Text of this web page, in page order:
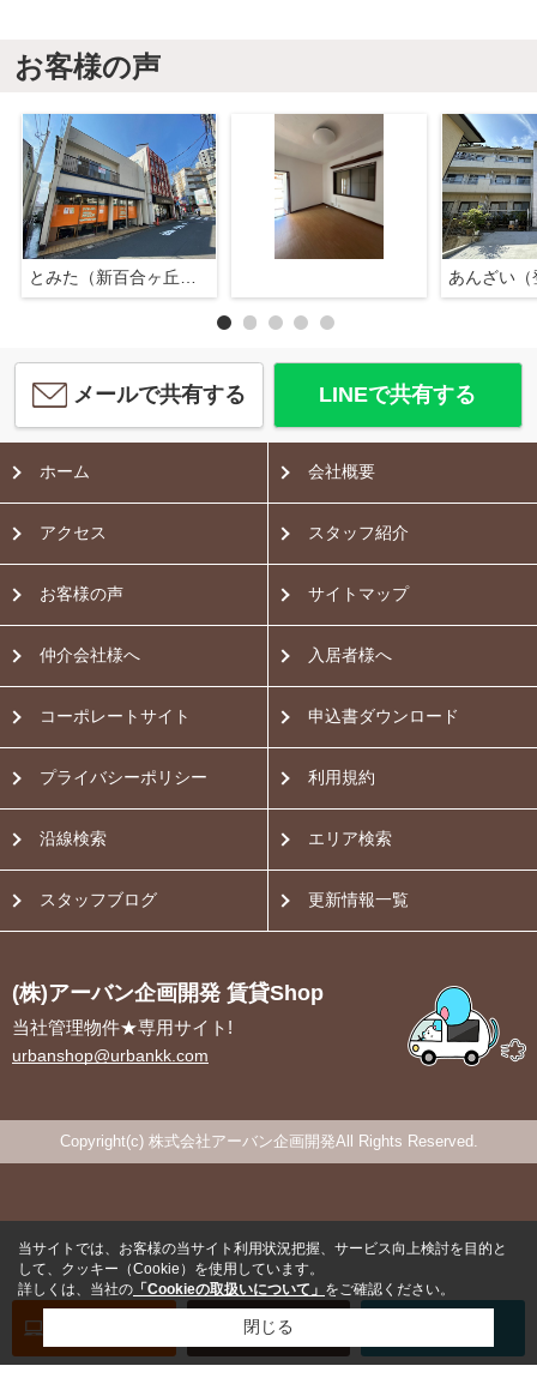
お客様の声
あんざい（
メールで共有する LINEで共有する
お問い合わせ
ホーム 会社概要
アクセス スタッフ紹介
お客様の声 サイトマップ
仲介会社様へ 入居者様へ
コーポレートサイト 申込書ダウンロード
プライバシーポリシー 利用規約
沿線検索 エリア検索
スタッフブログ 更新情報一覧
(株)アーバン企画開発 賃貸Shop
当社管理物件★専用サイト!
urbanshop@urbankk.com
Copyright(c) 株式会社アーバン企画開発All Rights Reserved.
当サイトでは、お客様の当サイト利用状況把握、サービス向上検討を目的と
して、クッキー（Cookie）を使用しています。
詳しくは、当社の 「Cookieの取扱いについて」 をご確認ください。
閉じる